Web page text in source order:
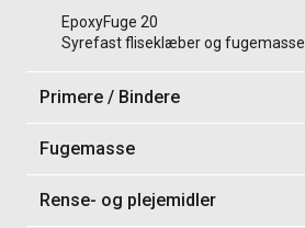
EpoxyFuge 20
Syrefast fliseklæber og fugemasse
Primere / Bindere
Fugemasse
Rense- og plejemidler